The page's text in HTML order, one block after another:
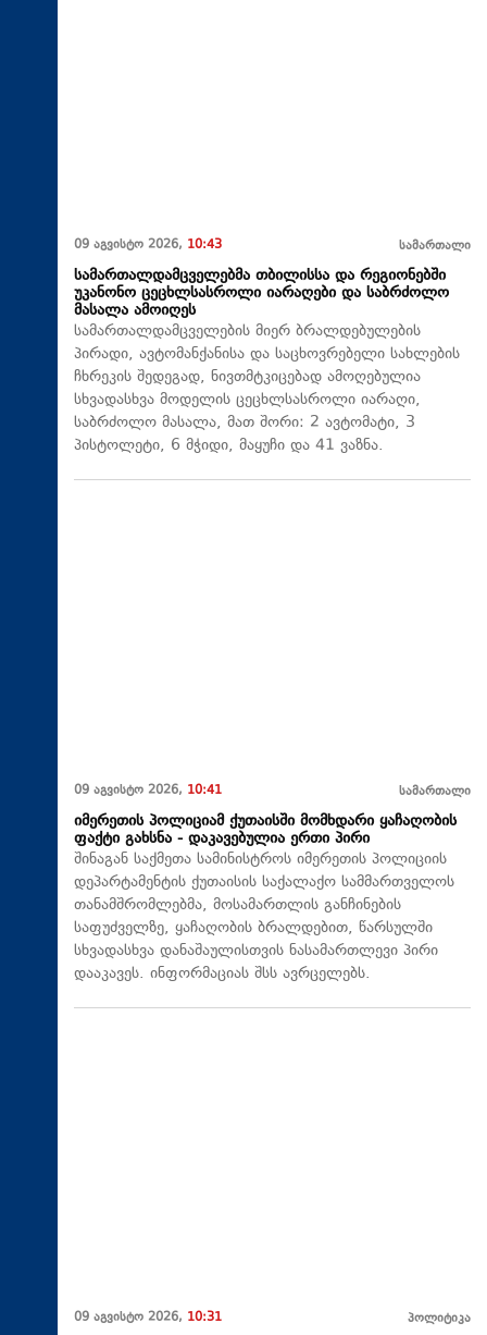
09 აგვისტო 2026, 10:43 სამართალი
სამართალდამცველებმა თბილისსა და რეგიონებში
უკანონო ცეცხლსასროლი იარაღები და საბრძოლო
მასალა ამოიღეს
სამართალდამცველების მიერ ბრალდებულების
პირადი, ავტომანქანისა და საცხოვრებელი სახლების
ჩხრეკის შედეგად, ნივთმტკიცებად ამოღებულია
სხვადასხვა მოდელის ცეცხლსასროლი იარაღი,
საბრძოლო მასალა, მათ შორი: 2 ავტომატი, 3
პისტოლეტი, 6 მჭიდი, მაყუჩი და 41 ვაზნა.
09 აგვისტო 2026, 10:41 სამართალი
იმერეთის პოლიციამ ქუთაისში მომხდარი ყაჩაღობის
ფაქტი გახსნა - დაკავებულია ერთი პირი
შინაგან საქმეთა სამინისტროს იმერეთის პოლიციის
დეპარტამენტის ქუთაისის საქალაქო სამმართველოს
თანამშრომლებმა, მოსამართლის განჩინების
საფუძველზე, ყაჩაღობის ბრალდებით, წარსულში
სხვადასხვა დანაშაულისთვის ნასამართლევი პირი
დააკავეს. ინფორმაციას შსს ავრცელებს.
09 აგვისტო 2026, 10:31 პოლიტიკა